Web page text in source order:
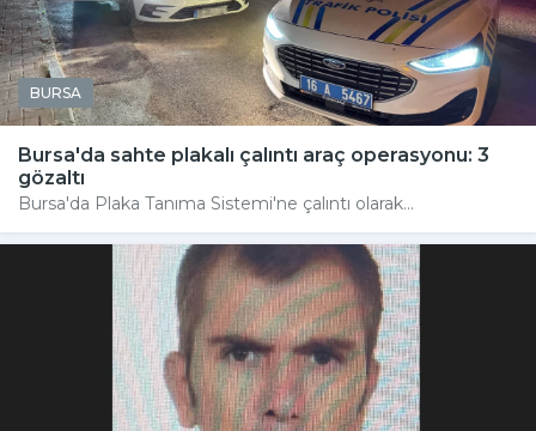
BURSA
Bursa'da sahte plakalı çalıntı araç operasyonu: 3
gözaltı
Bursa'da Plaka Tanıma Sistemi'ne çalıntı olarak...